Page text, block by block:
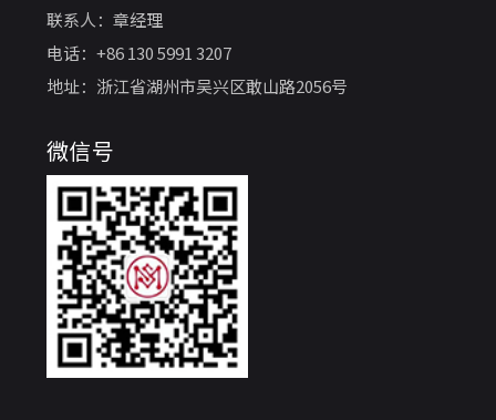
联系人：章经理
电话：+86 130 5991 3207
地址：浙江省湖州市吴兴区敢山路2056号
微信号